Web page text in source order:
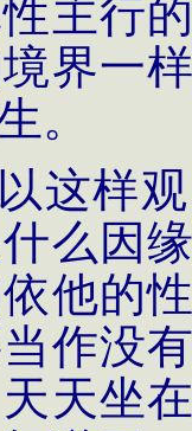
主行
界一
。
这样
么因
他的
作没
天坐